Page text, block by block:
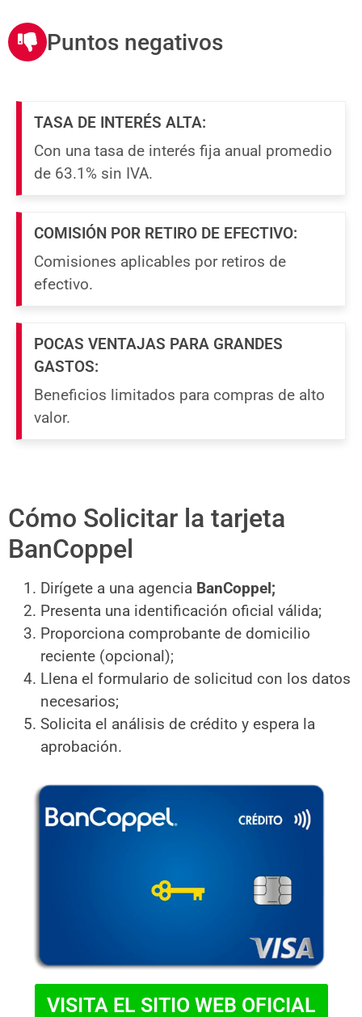
Puntos negativos
TASA DE INTERÉS ALTA:
Con una tasa de interés fija anual promedio
de 63.1% sin IVA.
COMISIÓN POR RETIRO DE EFECTIVO:
Comisiones aplicables por retiros de
efectivo.
POCAS VENTAJAS PARA GRANDES
GASTOS:
Beneficios limitados para compras de alto
valor.
Cómo Solicitar la tarjeta
BanCoppel
Dirígete a una agencia BanCoppel;
Presenta una identificación oficial válida;
Proporciona comprobante de domicilio
reciente (opcional);
Llena el formulario de solicitud con los datos
necesarios;
Solicita el análisis de crédito y espera la
aprobación.
VISITA EL SITIO WEB OFICIAL